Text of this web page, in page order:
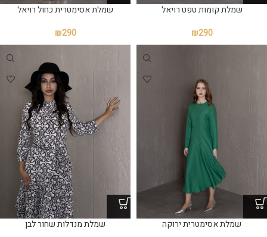
שמלת קומות טפט רויאל
₪290
שמלת אסימטרית כחול רויאל
₪290
שמלת אסימטרית ירוקה
שמלת מנדלות שחור לבן